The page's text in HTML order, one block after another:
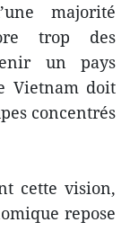
majorité
trop des
un pays
Vietnam doit
concentrés
cette vision,
repose